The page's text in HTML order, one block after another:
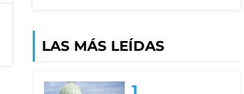
LAS MÁS LEÍDAS